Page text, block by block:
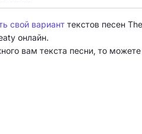
свой вариант текстов песен
онлайн.
вам текста песни, то